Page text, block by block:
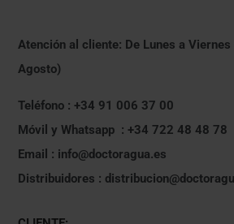
Atención al cliente: De Lunes a
Agosto)
Teléfono : +34 91 006 37 00
Móvil y Whatsapp : +34 722 48 48 78
Email : info@doctoragua.es
Distribuidores :